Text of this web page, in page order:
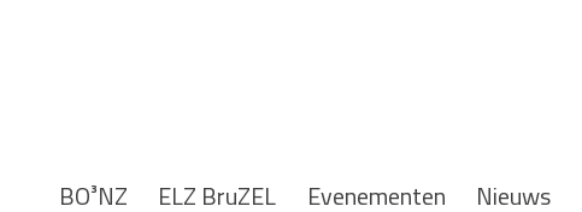
BO³NZ ELZ BruZEL Evenementen Nieuws